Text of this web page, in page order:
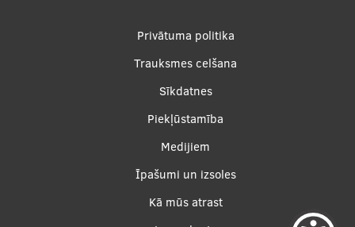
Privātuma politika
Trauksmes celšana
Sīkdatnes
Piekļūstamība
Medijiem
Īpašumi un izsoles
Kā mūs atrast